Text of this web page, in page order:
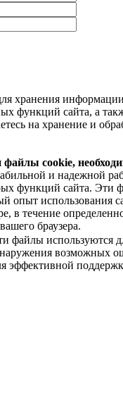
хранения
функций сайта, а
на хранение и
cookie,
и надежной
функций сайта. Эти
опыт использования
в течение
браузера.
файлы используются
возможных
эффективной